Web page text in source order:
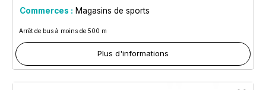
Commerces : Magasins de sports
Arrêt de bus à moins de 500 m
Plus d'informations